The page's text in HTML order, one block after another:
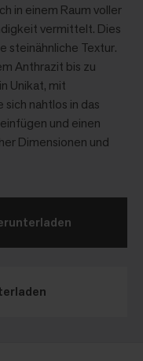
in einem Raum voller
vermittelt. Dies
steinähnliche Textur.
Anthrazit bis zu
Unikat, mit
nahtlos in das
und einen
Dimensionen und